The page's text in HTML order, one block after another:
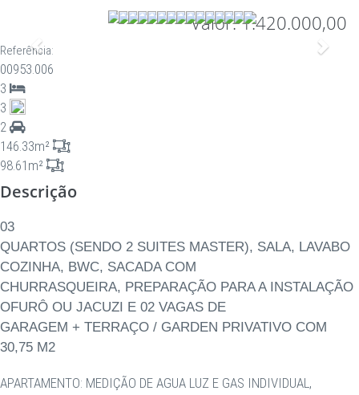
Valor: 1.420.000,00
Anterior
Referência:
00953.006
3
3
2
146.33m²
98.61m²
Descrição
03
QUARTOS (SENDO 2 SUITES MASTER), SALA, LAVABO
COZINHA, BWC, SACADA COM
CHURRASQUEIRA, PREPARAÇÃO PARA A INSTALAÇÃO
OFURÔ OU JACUZI E 02 VAGAS DE
GARAGEM + TERRAÇO / GARDEN PRIVATIVO COM
30,75 M2
APARTAMENTO: MEDIÇÃO DE AGUA LUZ E GAS INDIVIDUAL,